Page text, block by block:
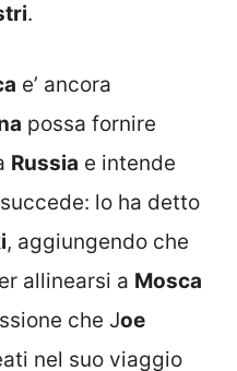
.
e’ ancora
possa fornire
Russia e intende
lo ha detto
, aggiungendo che
allinearsi a Mosca
che Joe
nel suo viaggio